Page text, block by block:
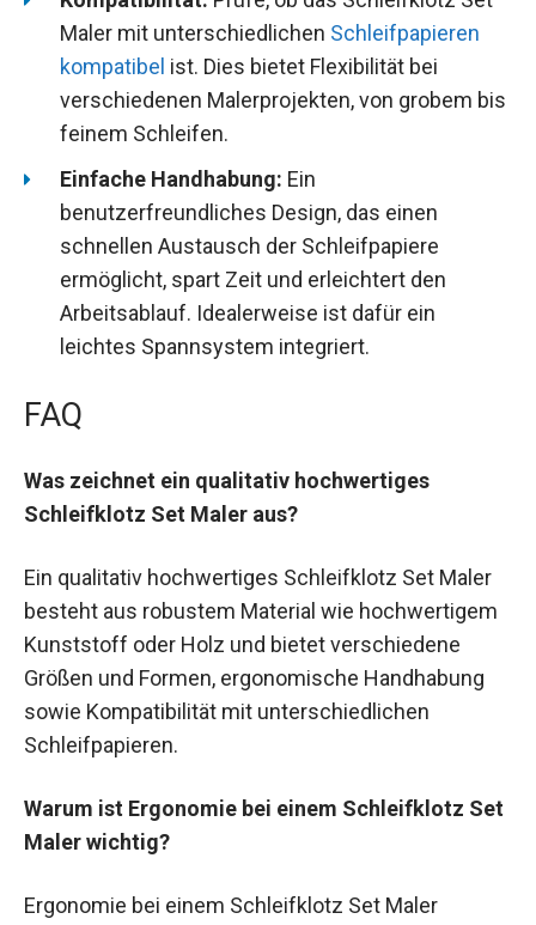
Maler mit unterschiedlichen Schleifpapieren
kompatibel ist. Dies bietet Flexibilität bei
verschiedenen Malerprojekten, von grobem bis
feinem Schleifen.
Einfache Handhabung: Ein
benutzerfreundliches Design, das einen
schnellen Austausch der Schleifpapiere
ermöglicht, spart Zeit und erleichtert den
Arbeitsablauf. Idealerweise ist dafür ein
leichtes Spannsystem integriert.
FAQ
Was zeichnet ein qualitativ hochwertiges
Schleifklotz Set Maler aus?
Ein qualitativ hochwertiges Schleifklotz Set Maler
besteht aus robustem Material wie hochwertigem
Kunststoff oder Holz und bietet verschiedene
Größen und Formen, ergonomische Handhabung
sowie Kompatibilität mit unterschiedlichen
Schleifpapieren.
Warum ist Ergonomie bei einem Schleifklotz Set
Maler wichtig?
Ergonomie bei einem Schleifklotz Set Maler